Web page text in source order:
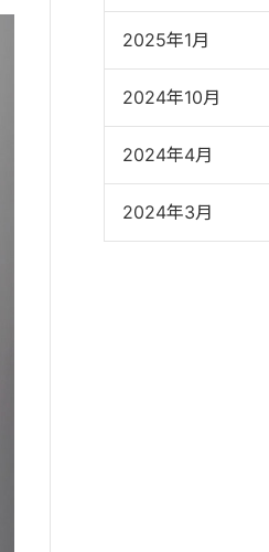
2025年1月
2024年10月
2024年4月
2024年3月